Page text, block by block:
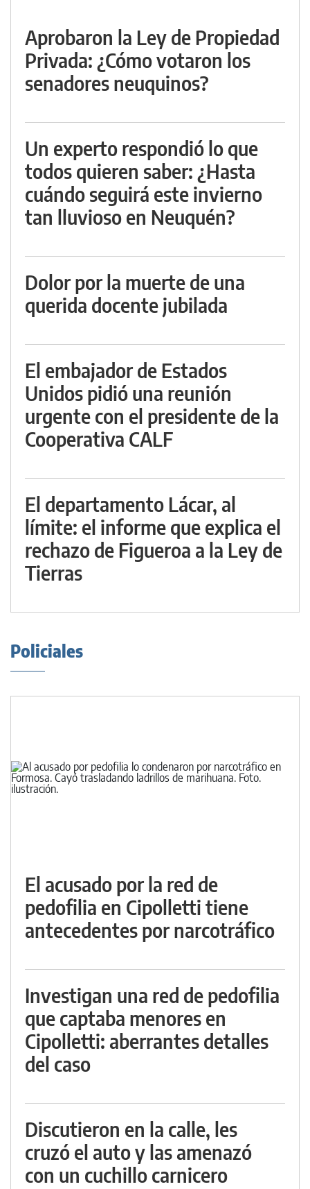
Aprobaron la Ley de Propiedad
Privada: ¿Cómo votaron los
senadores neuquinos?
Un experto respondió lo que
todos quieren saber: ¿Hasta
cuándo seguirá este invierno
tan lluvioso en Neuquén?
Dolor por la muerte de una
querida docente jubilada
El embajador de Estados
Unidos pidió una reunión
urgente con el presidente de la
Cooperativa CALF
El departamento Lácar, al
límite: el informe que explica el
rechazo de Figueroa a la Ley de
Tierras
Policiales
El acusado por la red de
pedofilia en Cipolletti tiene
antecedentes por narcotráfico
Investigan una red de pedofilia
que captaba menores en
Cipolletti: aberrantes detalles
del caso
Discutieron en la calle, les
cruzó el auto y las amenazó
con un cuchillo carnicero